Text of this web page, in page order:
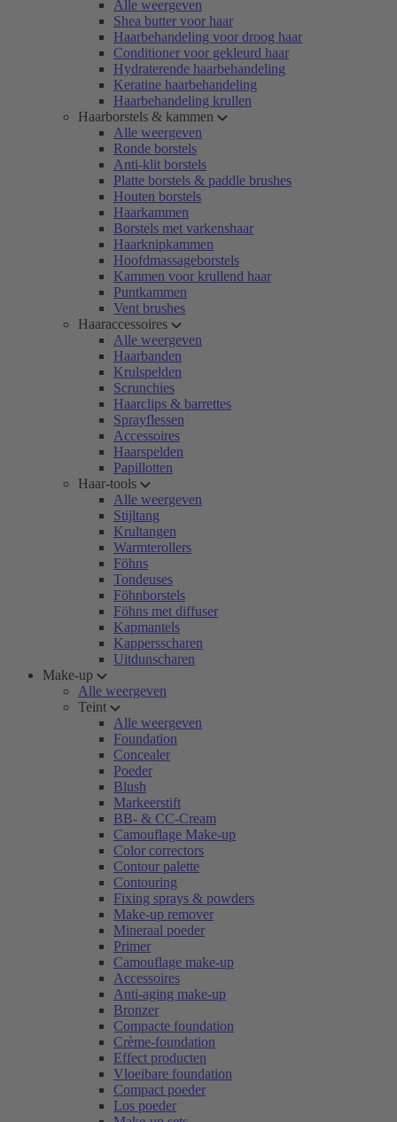
Alle weergeven
Shea butter voor haar
Haarbehandeling voor droog haar
Conditioner voor gekleurd haar
Hydraterende haarbehandeling
Keratine haarbehandeling
Haarbehandeling krullen
Haarborstels & kammen
Alle weergeven
Ronde borstels
Anti-klit borstels
Platte borstels & paddle brushes
Houten borstels
Haarkammen
Borstels met varkenshaar
Haarknipkammen
Hoofdmassageborstels
Kammen voor krullend haar
Puntkammen
Vent brushes
Haaraccessoires
Alle weergeven
Haarbanden
Krulspelden
Scrunchies
Haarclips & barrettes
Sprayflessen
Accessoires
Haarspelden
Papillotten
Haar-tools
Alle weergeven
Stijltang
Krultangen
Warmterollers
Föhns
Tondeuses
Föhnborstels
Föhns met diffuser
Kapmantels
Kappersscharen
Uitdunscharen
Make-up
Alle weergeven
Teint
Alle weergeven
Foundation
Concealer
Poeder
Blush
Markeerstift
BB- & CC-Cream
Camouflage Make-up
Color correctors
Contour palette
Contouring
Fixing sprays & powders
Make-up remover
Mineraal poeder
Primer
Camouflage make-up
Accessoires
Anti-aging make-up
Bronzer
Compacte foundation
Crème-foundation
Effect producten
Vloeibare foundation
Compact poeder
Los poeder